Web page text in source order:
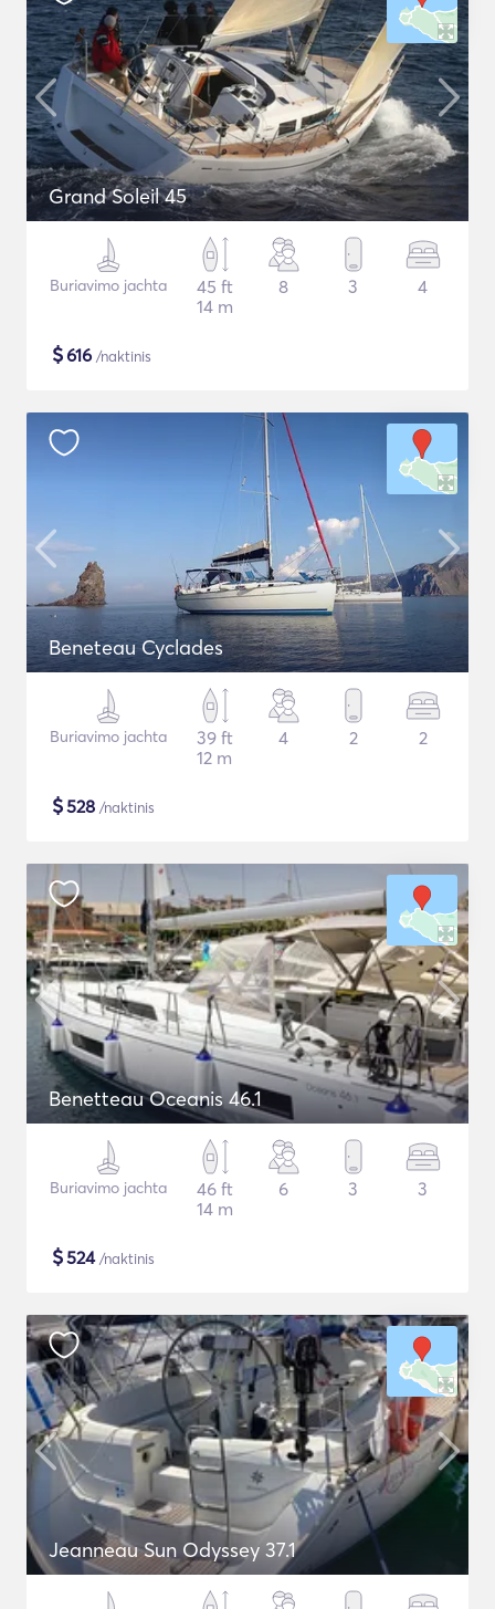
Grand Soleil 45
Buriavimo jachta
45 ft
14 m
8 3 4
$616 /naktinis
Beneteau Cyclades
Buriavimo jachta
39 ft
12 m
4 2 2
$528 /naktinis
Benetteau Oceanis 46.1
Buriavimo jachta
46 ft
14 m
6 3 3
$524/naktinis
Jeanneau Sun Odyssey 37.1